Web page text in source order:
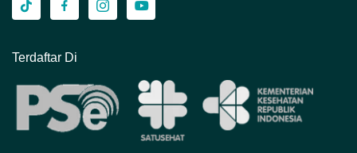
Terdaftar Di